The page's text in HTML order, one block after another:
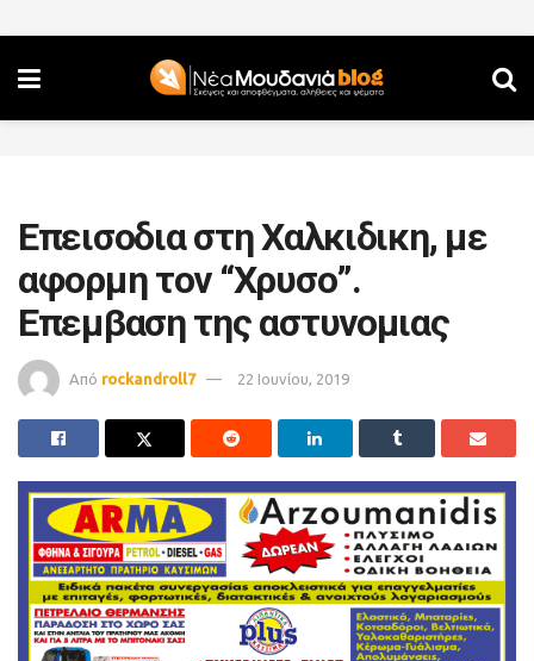
Επεισοδια στη Χαλκιδικη, με
αφορμη τον “Χρυσο”.
Επεμβαση της αστυνομιας
Από rockandroll7 22 Ιουνίου, 2019